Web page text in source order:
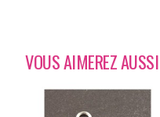
VOUS AIMEREZ